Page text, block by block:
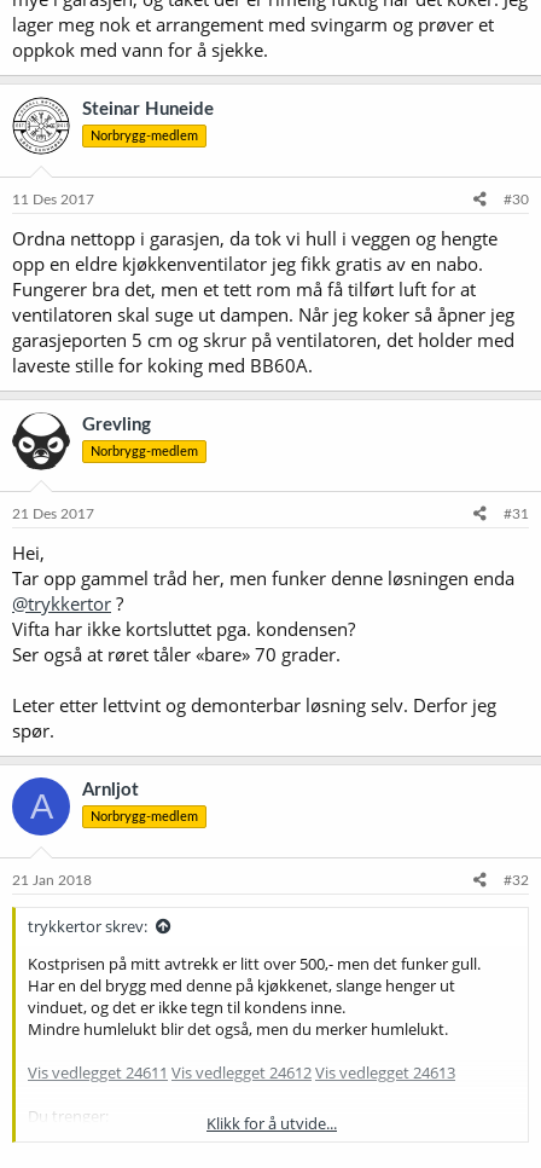
lager meg nok et arrangement med svingarm og prøver et
oppkok med vann for å sjekke.
Steinar Huneide
Norbrygg-medlem
11 Des 2017 #30
Ordna nettopp i garasjen, da tok vi hull i veggen og hengte
opp en eldre kjøkkenventilator jeg fikk gratis av en nabo.
Fungerer bra det, men et tett rom må få tilført luft for at
ventilatoren skal suge ut dampen. Når jeg koker så åpner jeg
garasjeporten 5 cm og skrur på ventilatoren, det holder med
laveste stille for koking med BB60A.
Grevling
Norbrygg-medlem
21 Des 2017 #31
Hei,
Tar opp gammel tråd her, men funker denne løsningen enda
@trykkertor ?
Vifta har ikke kortsluttet pga. kondensen?
Ser også at røret tåler «bare» 70 grader.
Leter etter lettvint og demonterbar løsning selv. Derfor jeg
spør.
A Arnljot
Norbrygg-medlem
21 Jan 2018 #32
trykkertor skrev:
Kostprisen på mitt avtrekk er litt over 500,- men det funker gull.
Har en del brygg med denne på kjøkkenet, slange henger ut
vinduet, og det er ikke tegn til kondens inne.
Mindre humlelukt blir det også, men du merker humlelukt.
Vis vedlegget 24611 Vis vedlegget 24612Vis vedlegget 24613
Du trenger:
http://www.ikea.com/no/no/catalog/products/30081467/#/5005725
Klikk for å utvide...